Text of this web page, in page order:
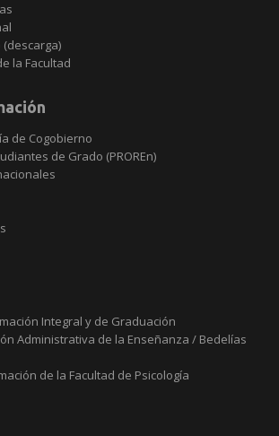
la Facultad
de Cogobierno
de Grado (PROREn)
Integral y de Graduación
Administrativa de la Enseñanza / Bedelías
de la Facultad de Psicología